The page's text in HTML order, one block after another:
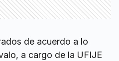
de acuerdo a lo
a cargo de la UFIJE